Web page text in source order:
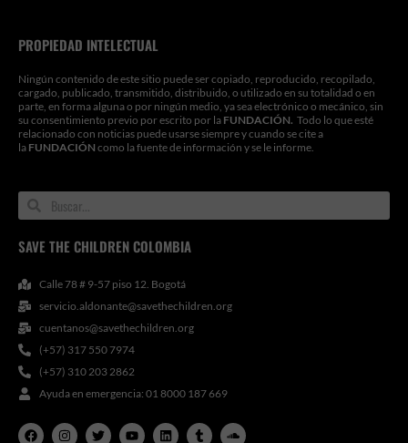
PROPIEDAD INTELECTUAL
Ningún contenido de este sitio puede ser copiado, reproducido, recopilado,
cargado, publicado, transmitido, distribuido, o utilizado en su totalidad o en
parte, en forma alguna o por ningún medio, ya sea electrónico o mecánico, sin
su consentimiento previo por escrito por la FUNDACIÓN. Todo lo que esté
relacionado con noticias puede usarse siempre y cuando se cite a
la FUNDACIÓN como la fuente de información y se le informe.
SearchSearch
SAVE THE CHILDREN COLOMBIA
Calle 78 # 9-57 piso 12. Bogotá
servicio.aldonante@savethechildren.org
cuentanos@savethechildren.org
(+57) 317 550 7974
(+57) 310 203 2862
Ayuda en emergencia: 01 8000 187 669
F
I
T
Y
L
T
S